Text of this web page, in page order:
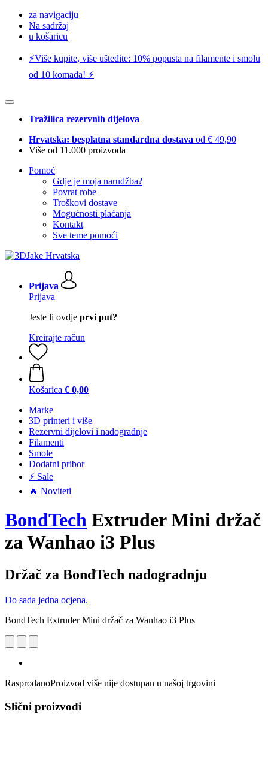
za navigaciju
Na sadržaj
u košaricu
⚡️Više kupite, više uštedite: 10% popusta na filamente i smolu
od 10 komada! ⚡️
Tražilica rezervnih dijelova
Hrvatska: besplatna standardna dostava od € 49,90
Više od 11.000 proizvoda
Pomoć
Gdje je moja narudžba?
Povrat robe
Troškovi dostave
Mogućnosti plaćanja
Kontakt
Sve teme pomoći
Prijava
Prijava
Jeste li ovdje prvi put?
Kreirajte račun
Košarica € 0,00
Marke
3D printeri i više
Rezervni dijelovi i nadogradnje
Filamenti
Smole
Dodatni pribor
⚡ Sale
🔥 Noviteti
BondTech Extruder Mini držač
za Wanhao i3 Plus
Držač za BondTech nadogradnju
Do sada jedna ocjena.
BondTech Extruder Mini držač za Wanhao i3 Plus
RasprodanoProizvod više nije dostupan u našoj trgovini
Slični proizvodi